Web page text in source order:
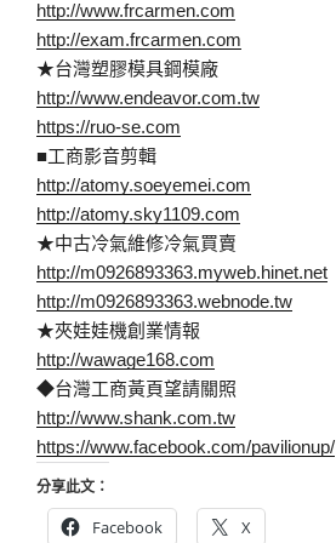
http://www.frcarmen.com
http://exam.frcarmen.com
★台灣塑膠模具鋼模廠
http://www.endeavor.com.tw
https://ruo-se.com
■工商影音剪輯
http://atomy.soeyemei.com
http://atomy.sky1109.com
★中古冷氣維修冷氣買賣
http://m0926893363.myweb.hinet.net
http://m0926893363.webnode.tw
★夾娃娃機創業情報
http://wawage168.com
◆台灣工商黃頁望請關照
http://www.shank.com.tw
https://www.facebook.com/pavilionup/
分享此文：
Facebook
X